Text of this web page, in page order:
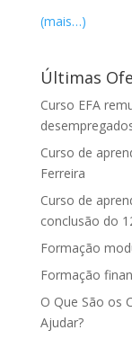
(mais…)
Últimas
Curso EFA
Curso de
Ferreira
Curso de
conclusão do
Formação
Formação
O Que São os
Ajudar?